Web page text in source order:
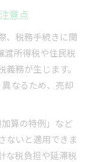
意点
、税務手続きに関
渡所得税や住民税
務が生じます。
なるため、売却
算の特例」など
ないと適用できま
な税負担や延滞税